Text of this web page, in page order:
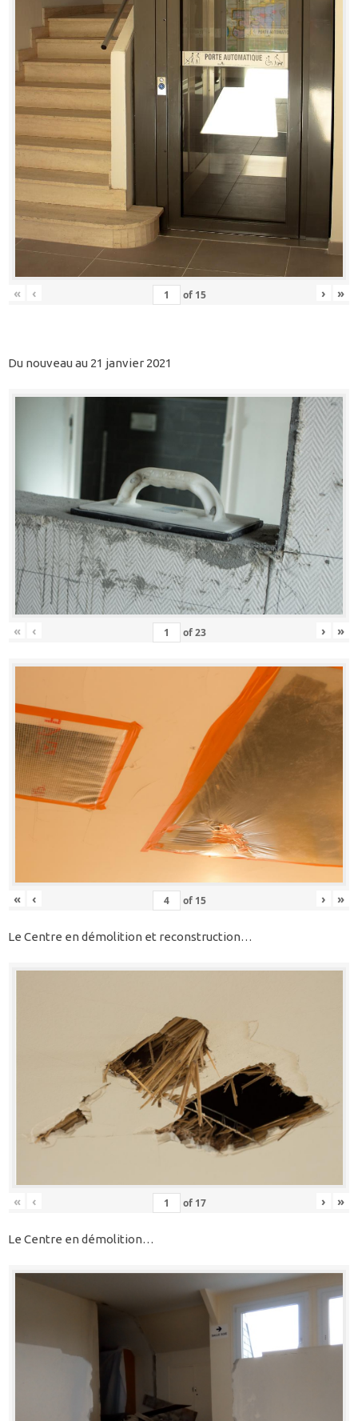
« ‹ of 15 › »
Du nouveau au 21 janvier 2021
« ‹ of23 › »
« ‹ of 15 › »
Le Centre en démolition et reconstruction…
« ‹ of 17 › »
Le Centre en démolition…